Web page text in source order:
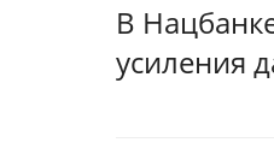
В
усиления